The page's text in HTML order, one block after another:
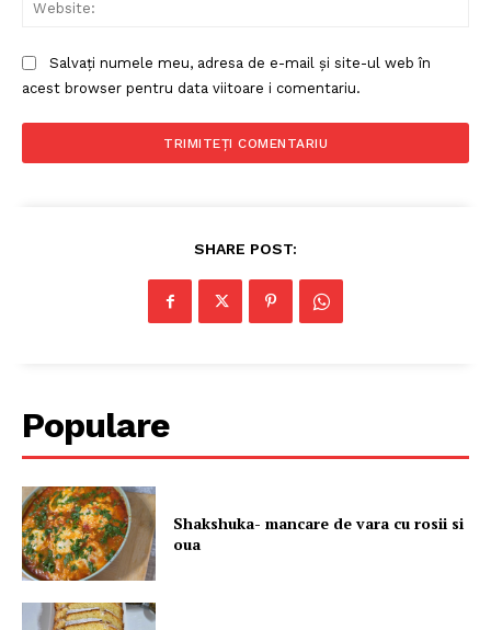
Despre mine
Salvați numele meu, adresa de e-mail și site-ul web în
acest browser pentru data viitoare i comentariu.
SHARE POST:
Populare
Shakshuka- mancare de vara cu rosii si
oua